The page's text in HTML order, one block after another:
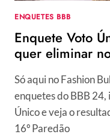
DA
ENQUETE
ENQUETES BBB
Enquete Voto
quer eliminar
Só aqui no Fashion
enquetes do BBB 24,
Único e veja o
16º Paredão